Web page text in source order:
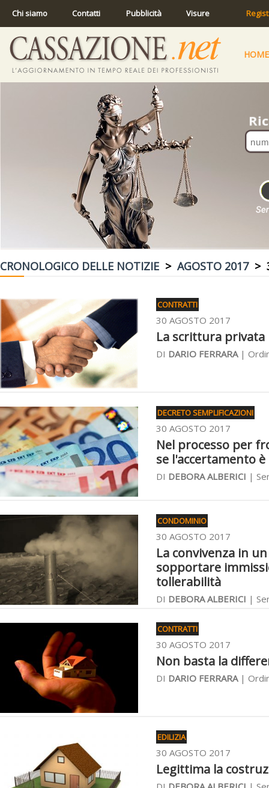
Chi siamo Contatti Pubblicità Visure
HOME
CRONOLOGICO DELLE NOTIZIE > AGOSTO 2017>
CONTRATTI
30 AGOSTO 2017
La scrittura privata
DI DARIO FERRARA|
DECRETO SEMPLIFICAZIONI
30 AGOSTO 2017
Nel processo per
se l'accertamento
DI DEBORA ALBERICI |
CONDOMINIO
30 AGOSTO 2017
La convivenza in
sopportare
tollerabilità
DI DEBORA ALBERICI |
CONTRATTI
30 AGOSTO 2017
Non basta la
DI DARIO FERRARA|
EDILIZIA
30 AGOSTO 2017
Legittima la